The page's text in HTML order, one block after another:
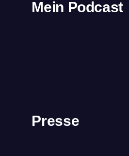
Mein Podcast
Presse